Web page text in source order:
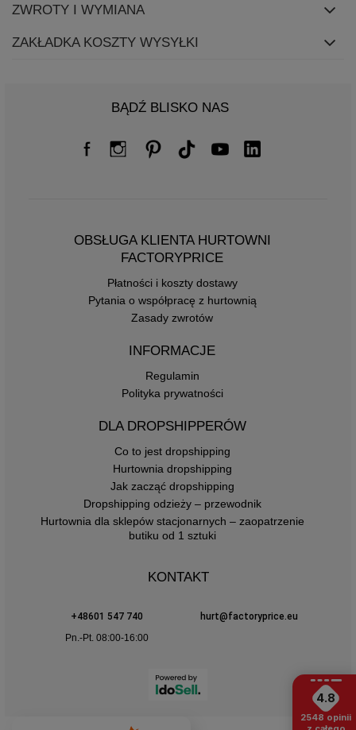
ZWROTY I WYMIANA
ZAKŁADKA KOSZTY WYSYŁKI
BĄDŹ BLISKO NAS
OBSŁUGA KLIENTA HURTOWNI
FACTORYPRICE
Płatności i koszty dostawy
Pytania o współpracę z hurtownią
Zasady zwrotów
INFORMACJE
Regulamin
Polityka prywatności
DLA DROPSHIPPERÓW
Co to jest dropshipping
Hurtownia dropshipping
Jak zacząć dropshipping
Dropshipping odzieży – przewodnik
Hurtownia dla sklepów stacjonarnych – zaopatrzenie
butiku od 1 sztuki
KONTAKT
+48601 547 740
hurt@factoryprice.eu
Pn.-Pt. 08:00-16:00
4.8
2548 opinii